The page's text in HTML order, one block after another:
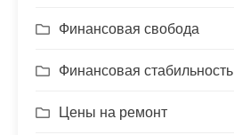
Финансовая свобода
Финансовая стабильность
Цены на ремонт